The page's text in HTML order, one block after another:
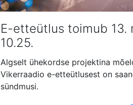
E-etteütlus toimub 13.
10.25.
Algselt ühekordse projektina
Vikerraadio e-etteütlusest on
sündmusi.